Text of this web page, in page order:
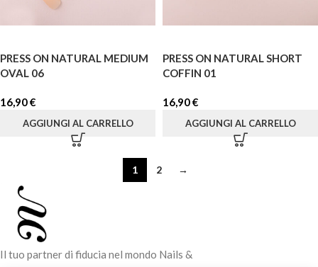
PRESS ON NATURAL MEDIUM
OVAL 06
16,90€
AGGIUNGI AL CARRELLO
PRESS ON NATURAL SHORT
COFFIN 01
16,90€
AGGIUNGI AL CARRELLO
1 2 →
Il tuo partner di fiducia nel mondo Nails &